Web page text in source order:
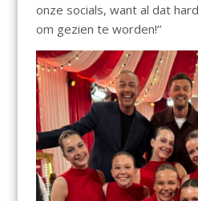
onze socials, want al dat
om gezien te worden!’’